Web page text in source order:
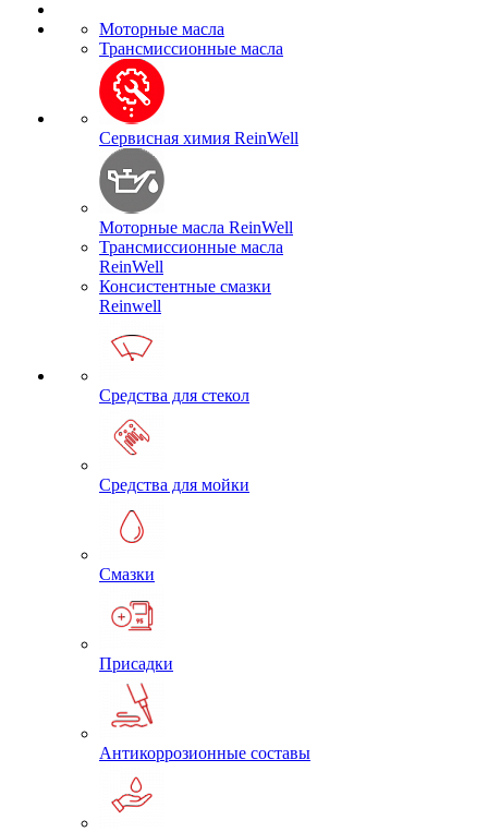
Моторные масла
Трансмиссионные масла
Сервисная химия ReinWell
Моторные масла ReinWell
Трансмиссионные масла
ReinWell
Консистентные смазки
Reinwell
Средства для стекол
Средства для мойки
Смазки
Присадки
Антикоррозионные составы